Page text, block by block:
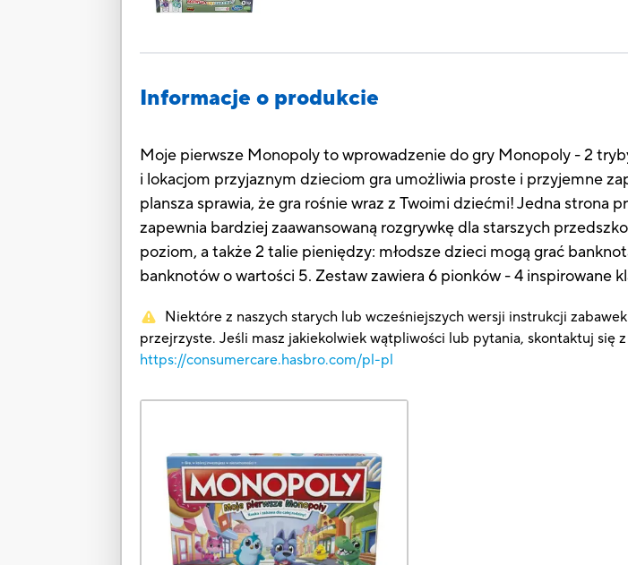
Informacje o produkcie
Moje pierwsze Monopoly to wprowadzenie do gry Monopoly - 2
i lokacjom przyjaznym dzieciom gra umożliwia proste i przyjemne
plansza sprawia, że gra rośnie wraz z Twoimi dziećmi! Jedna strona
zapewnia bardziej zaawansowaną rozgrywkę dla starszych
poziom, a także 2 talie pieniędzy: młodsze dzieci mogą grać
banknotów o wartości 5. Zestaw zawiera 6 pionków - 4 inspirowane
Niektóre z naszych starych lub wcześniejszych wersji instrukcji
przejrzyste. Jeśli masz jakiekolwiek wątpliwości lub pytania, skontaktuj się
https://consumercare.hasbro.com/pl-pl